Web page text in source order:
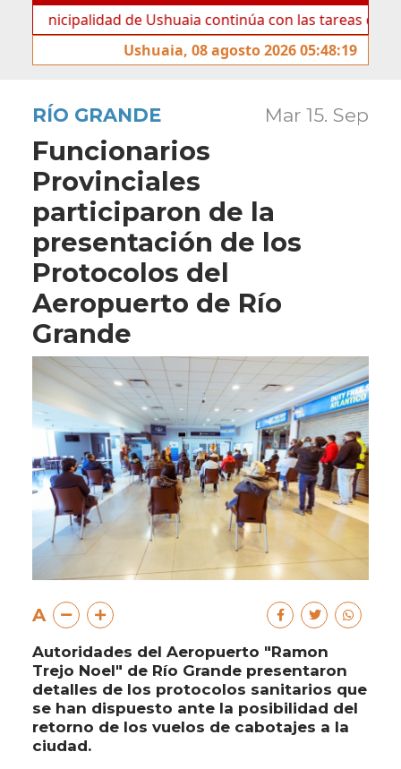
de Ushuaia continúa con las tareas de
Ushuaia, 08 agosto 2026 05:48:19
RÍO GRANDE Mar 15. Sep
Funcionarios
Provinciales
participaron de la
presentación de los
Protocolos del
Aeropuerto de Río
Grande
A
Autoridades del Aeropuerto "Ramon
Trejo Noel" de Río Grande presentaron
detalles de los protocolos sanitarios que
se han dispuesto ante la posibilidad del
retorno de los vuelos de cabotajes a la
ciudad.